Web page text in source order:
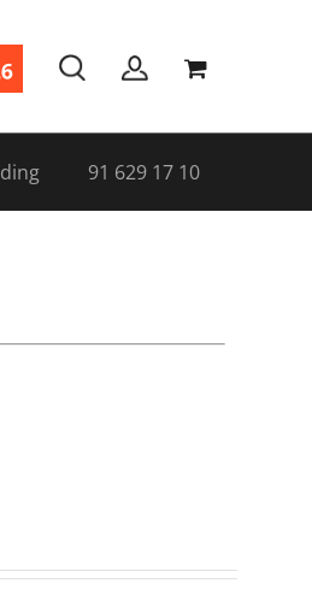
91 629 17 10